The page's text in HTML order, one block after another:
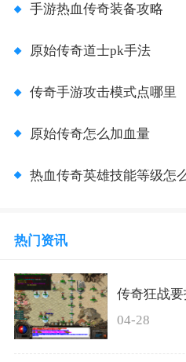
手游热血传奇装备攻略
原始传奇道士pk手法
传奇手游攻击模式点哪里
原始传奇怎么加血量
热血传奇英雄技能等级怎
热门资讯
传奇狂战
04-28